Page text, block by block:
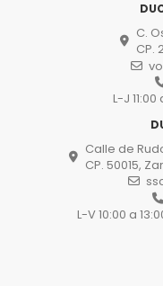
C.
CP.
L-J
Calle de
CP. 50015,
L-V 10:00 a